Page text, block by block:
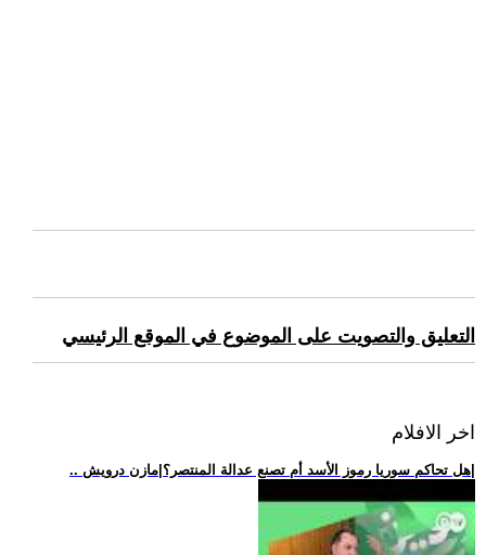
التعليق والتصويت على الموضوع في الموقع الرئيسي
اخر الافلام